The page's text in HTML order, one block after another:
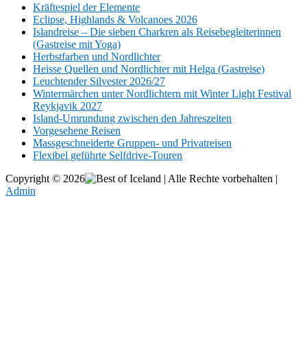
Kräftespiel der Elemente
Eclipse, Highlands & Volcanoes 2026
Islandreise – Die sieben Charkren als Reisebegleiterinnen
(Gastreise mit Yoga)
Herbstfarben und Nordlichter
Heisse Quellen und Nordlichter mit Helga (Gastreise)
Leuchtender Silvester 2026/27
Wintermärchen unter Nordlichtern mit Winter Light Festival
Reykjavik 2027
Island-Umrundung zwischen den Jahreszeiten
Vorgesehene Reisen
Massgeschneiderte Gruppen- und Privatreisen
Flexibel geführte Selfdrive-Touren
Copyright © 2026
| Alle Rechte vorbehalten |
Admin